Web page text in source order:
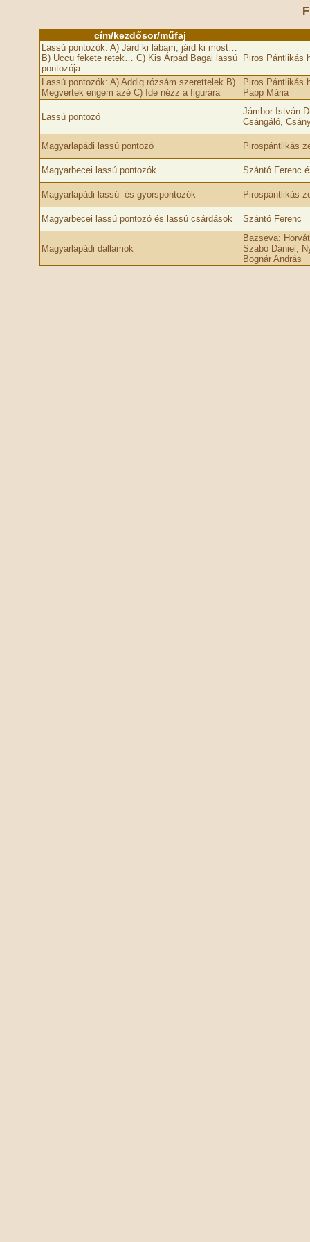
cím/kezdősor/műfaj
Lassú pontozók: A) Járd ki lábam, járd ki most…
B) Uccu fekete retek… C) Kis Árpád Bagai lassú
pontozója
Piros Pántlikás
Lassú pontozók: A) Addig rózsám szerettelek B)
Megvertek engem azé­ C) Ide nézz a figurára
Piros Pántlikás
Papp Mária
Lassú pontozó
Jámbor István
Csángáló,
Magyarlapádi lassú pontozó Pirospántlikás
Magyarbecei lassú pontozók Szántó Ferenc
Magyarlapádi lassú- és gyorspontozók Pirospántlikás
Magyarbecei lassú pontozó és lassú csárdások Szántó Ferenc
Magyarlapádi dallamok
Bazseva:
Szabó Dániel,
Bognár András